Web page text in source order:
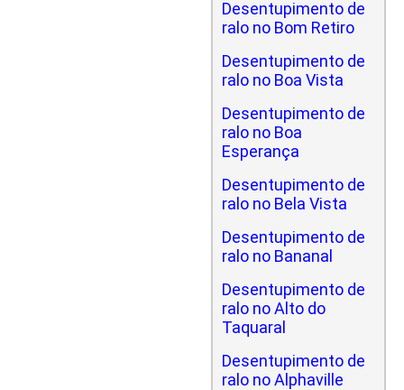
Desentupimento de
ralo no Bom Retiro
Desentupimento de
ralo no Boa Vista
Desentupimento de
ralo no Boa
Esperança
Desentupimento de
ralo no Bela Vista
Desentupimento de
ralo no Bananal
Desentupimento de
ralo no Alto do
Taquaral
Desentupimento de
ralo no Alphaville